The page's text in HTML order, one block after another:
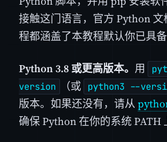
接触这门语言，官方 Python
程都涵盖了本教程默认你已具备
Python 3.8 或更高版本。 用
version
（或 python3 --
版本。如果还没有，请从
确保 Python 在你的系统 PATH